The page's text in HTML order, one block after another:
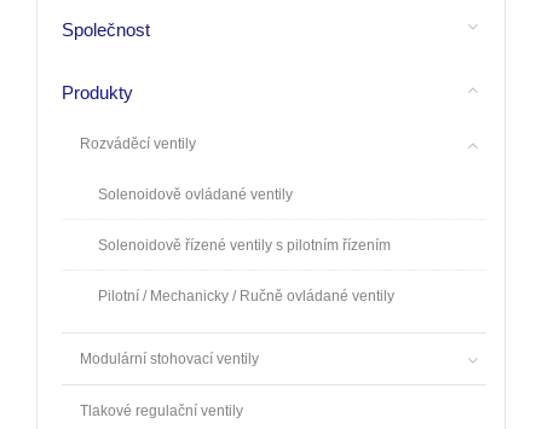
Společnost
Produkty
Rozváděcí ventily
Solenoidově ovládané ventily
Solenoidově řízené ventily s pilotním řízením
Pilotní / Mechanicky / Ručně ovládané ventily
Modulární stohovací ventily
Tlakové regulační ventily